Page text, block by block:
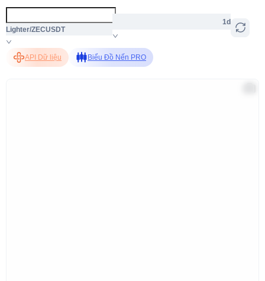
Lighter/ZECUSDT
1d
API Dữ liệu Biểu Đồ Nến PRO